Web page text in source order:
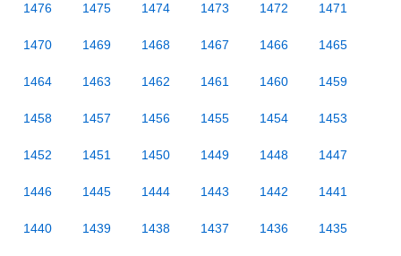
1476 1475 1474 1473 1472 1471
1470 1469 1468 1467 1466 1465
1464 1463 1462 1461 1460 1459
1458 1457 1456 1455 1454 1453
1452 1451 1450 1449 1448 1447
1446 1445 1444 1443 1442 1441
1440 1439 1438 1437 1436 1435